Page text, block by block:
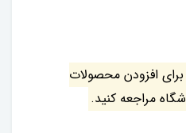
افزودن محصولات
مراجعه کنید.